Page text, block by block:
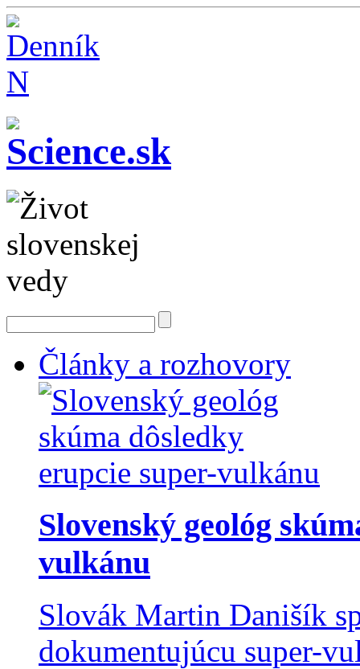
Články a rozhovory
Slovenský geológ
vulkánu
Slovák Martin Danišík
dokumentujúcu super-